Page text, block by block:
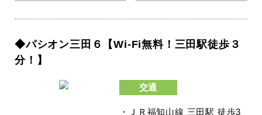
◆パシオン三田６【Wi-Fi無料！三田駅徒歩３
分！】
交通
・ＪＲ福知山線 三田駅 徒歩3